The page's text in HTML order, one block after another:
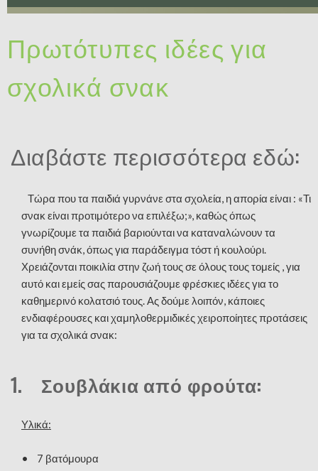
Πρωτότυπες ιδέες για
σχολικά σνακ
Διαβάστε περισσότερα εδώ:
Τώρα που τα παιδιά γυρνάνε στα σχολεία, η απορία είναι : «Τι
σνακ είναι προτιμότερο να επιλέξω;», καθώς όπως
γνωρίζουμε τα παιδιά βαριούνται να καταναλώνουν τα
συνήθη σνάκ, όπως για παράδειγμα τόστ ή κουλούρι.
Χρειάζονται ποικιλία στην ζωή τους σε όλους τους τομείς , για
αυτό και εμείς σας παρουσιάζουμε φρέσκιες ιδέες για το
καθημερινό κολατσιό τους. Ας δούμε λοιπόν, κάποιες
ενδιαφέρουσες και χαμηλοθερμιδικές χειροποίητες προτάσεις
για τα σχολικά σνακ:
1. Σουβλάκια από φρούτα:
Υλικά:
• 7 βατόμουρα